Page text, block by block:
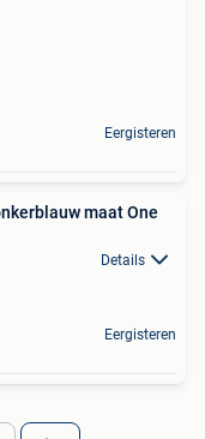
Eergisteren
Details
Eergisteren